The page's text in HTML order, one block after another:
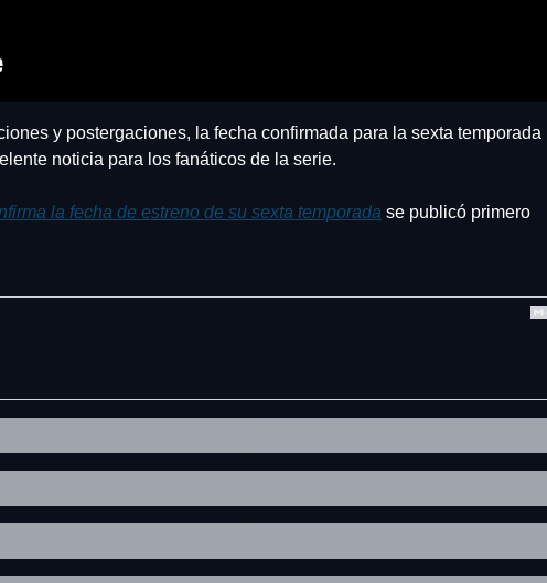
y postergaciones, la fecha confirmada para la sexta temporada
noticia para los fanáticos de la serie.
la fecha de estreno de su sexta temporada se publicó primero